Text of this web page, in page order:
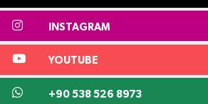
INSTAGRAM
YOUTUBE
+90 538 526 8973